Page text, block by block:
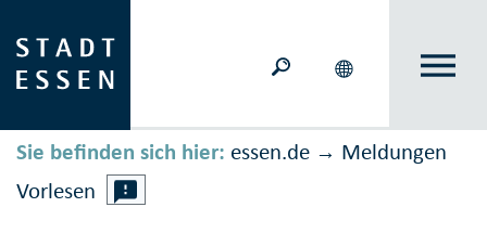
Sie befinden sich hier: essen.de → Meldungen
Vorlesen